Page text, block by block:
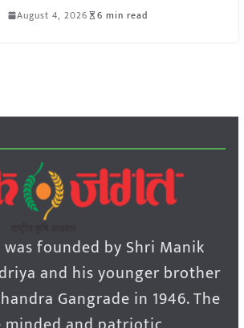
August 4, 2026 6 min read
was founded by Shri Manik
and his younger brother
Gangrade in 1946. The